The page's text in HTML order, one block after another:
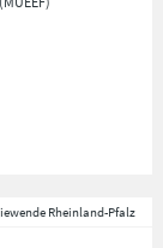
Rheinland-Pfalz